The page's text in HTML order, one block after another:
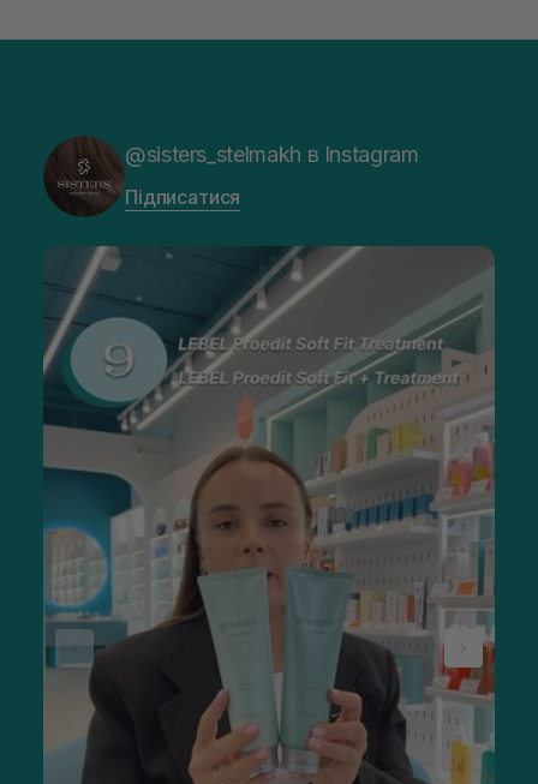
@sisters_stelmakh в Instagram
Підписатися